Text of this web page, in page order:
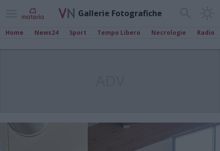
Gallerie Fotografiche
Home News24 Sport Tempo Libero Necrologie Radio